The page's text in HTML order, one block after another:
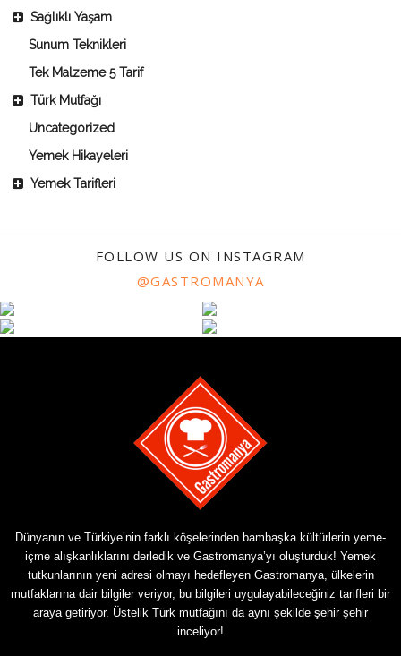
Sağlıklı Yaşam
Sunum Teknikleri
Tek Malzeme 5 Tarif
Türk Mutfağı
Uncategorized
Yemek Hikayeleri
Yemek Tarifleri
FOLLOW US ON INSTAGRAM
@GASTROMANYA
Dünyanın ve Türkiye’nin farklı köşelerinden bambaşka kültürlerin yeme-
içme alışkanlıklarını derledik ve Gastromanya’yı oluşturduk! Yemek
tutkunlarının yeni adresi olmayı hedefleyen Gastromanya, ülkelerin
mutfaklarına dair bilgiler veriyor, bu bilgileri uygulayabileceğiniz tarifleri bir
araya getiriyor. Üstelik Türk mutfağını da aynı şekilde şehir şehir
inceliyor!